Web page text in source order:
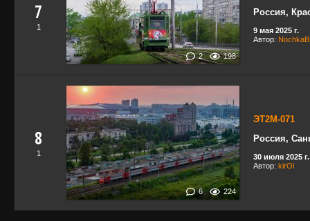
7
1
2 198
Россия,
9 мая 2025 г.
Автор:
8
1
6 224
ЭТ2М-071
Россия,
30 июля 2025 г.
Автор: kirOl